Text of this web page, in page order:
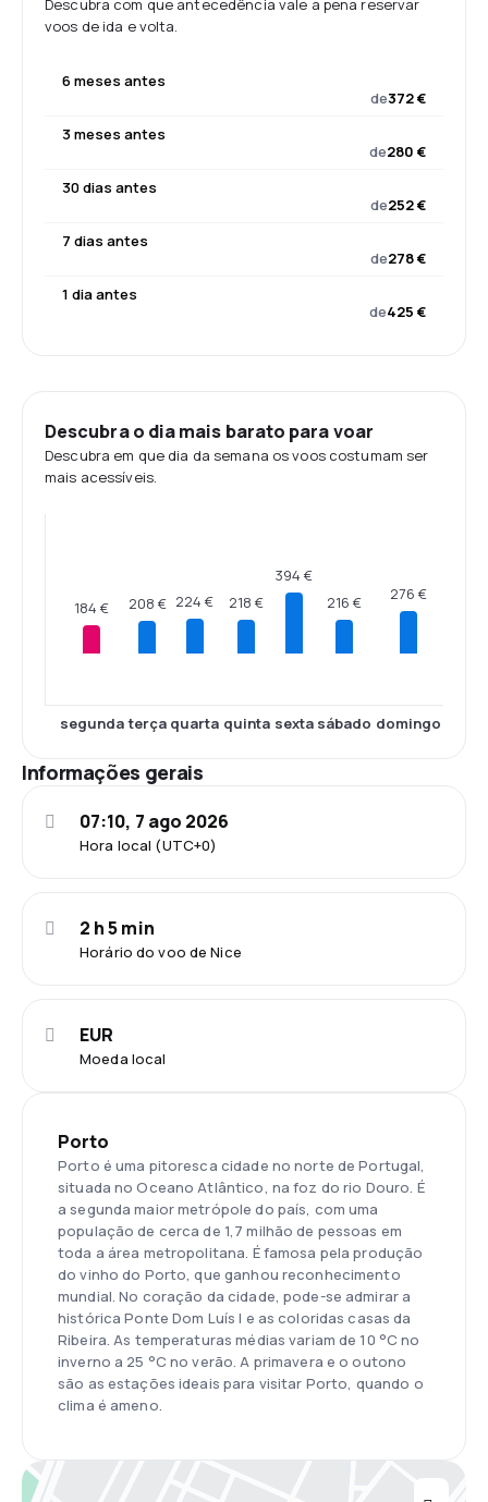
Descubra com que antecedência vale a pena reservar
voos de ida e volta.
6 meses antes
de372 €
3 meses antes
de280 €
30 dias antes
de252 €
7 dias antes
de278 €
1 dia antes
de425 €
Descubra o dia mais barato para voar
Descubra em que dia da semana os voos costumam ser
mais acessíveis.
184 €
segunda
208 €
terça
224 €
quarta
218 €
quinta
394 €
sexta
216 €
sábado
276 €
domingo
Informações gerais
Hora local (UTC+0)
07:10, 7 ago 2026
Horário do voo de Nice
2 h 5 min
Moeda local
EUR
Porto
Porto é uma pitoresca cidade no norte de Portugal,
situada no Oceano Atlântico, na foz do rio Douro. É
a segunda maior metrópole do país, com uma
população de cerca de 1,7 milhão de pessoas em
toda a área metropolitana. É famosa pela produção
do vinho do Porto, que ganhou reconhecimento
mundial. No coração da cidade, pode-se admirar a
histórica Ponte Dom Luís I e as coloridas casas da
Ribeira. As temperaturas médias variam de 10 °C no
inverno a 25 °C no verão. A primavera e o outono
são as estações ideais para visitar Porto, quando o
clima é ameno.